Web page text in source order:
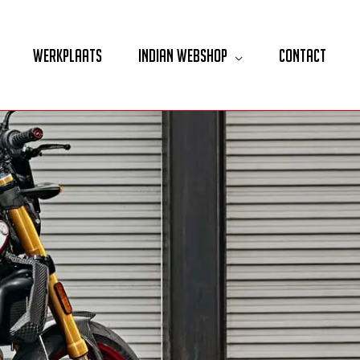
Werkplaats Indian Webshop Contact